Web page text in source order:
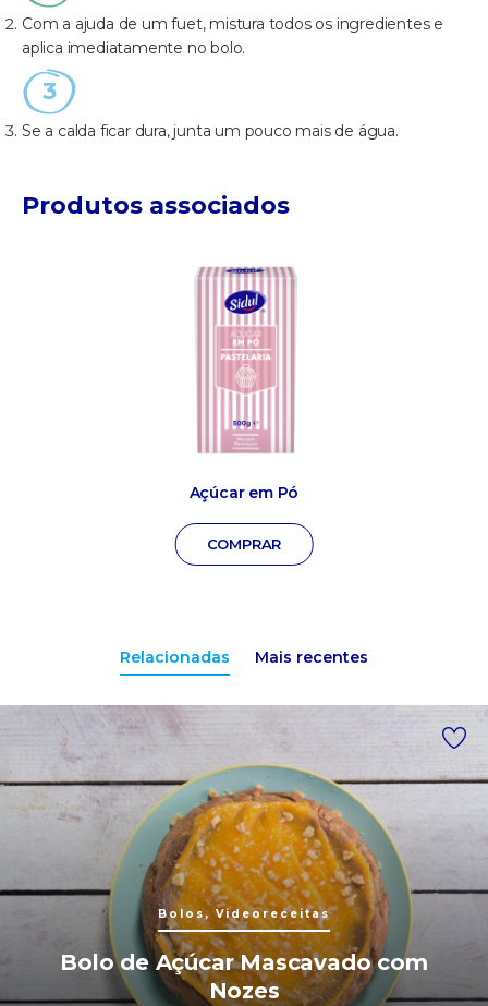
Com a ajuda de um fuet, mistura todos os ingredientes e
aplica imediatamente no bolo.
Se a calda ficar dura, junta um pouco mais de água.
Produtos associados
Açúcar em Pó
COMPRAR
Relacionadas Mais recentes
Bolos, Videoreceitas
Bolo de Açúcar Mascavado com
Nozes